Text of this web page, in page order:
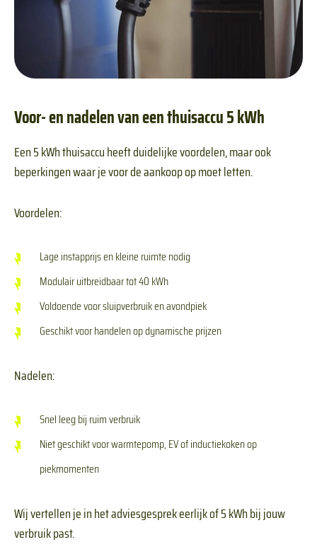
Voor- en nadelen van een thuisaccu 5 kWh
Een 5 kWh thuisaccu heeft duidelijke voordelen, maar ook
beperkingen waar je voor de aankoop op moet letten.
Voordelen:
Lage instapprijs en kleine ruimte nodig
Modulair uitbreidbaar tot 40 kWh
Voldoende voor sluipverbruik en avondpiek
Geschikt voor handelen op dynamische prijzen
Nadelen:
Snel leeg bij ruim verbruik
Niet geschikt voor warmtepomp, EV of inductiekoken op
piekmomenten
Wij vertellen je in het adviesgesprek eerlijk of 5 kWh bij jouw
verbruik past.